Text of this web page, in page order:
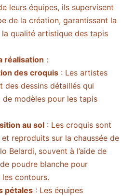
leurs équipes, ils supervisent
de la création, garantissant la
qualité artistique des tapis
réalisation :
des croquis : Les artistes
des dessins détaillés qui
de modèles pour les tapis
au sol : Les croquis sont
reproduits sur la chaussée de
Belardi, souvent à l’aide de
poudre blanche pour
contours.
pétales : Les équipes